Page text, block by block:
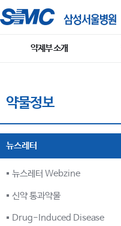
약제부 소개
약물정보
뉴스레터
뉴스레터 Webzine
신약 통과약물
Drug-Induced Disease